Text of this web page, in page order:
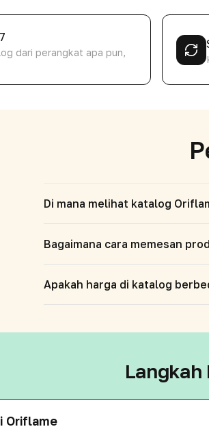
dari perangkat apa pun,
Di mana melihat katalog
Bagaimana cara memesan
Apakah harga di katalog
Oriflame